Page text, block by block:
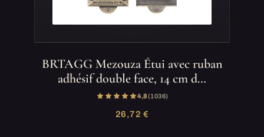
BRTAGG Mezouza Étui avec ruban
adhésif double face, 14 cm d…
4,8(1 036)
26,72 €